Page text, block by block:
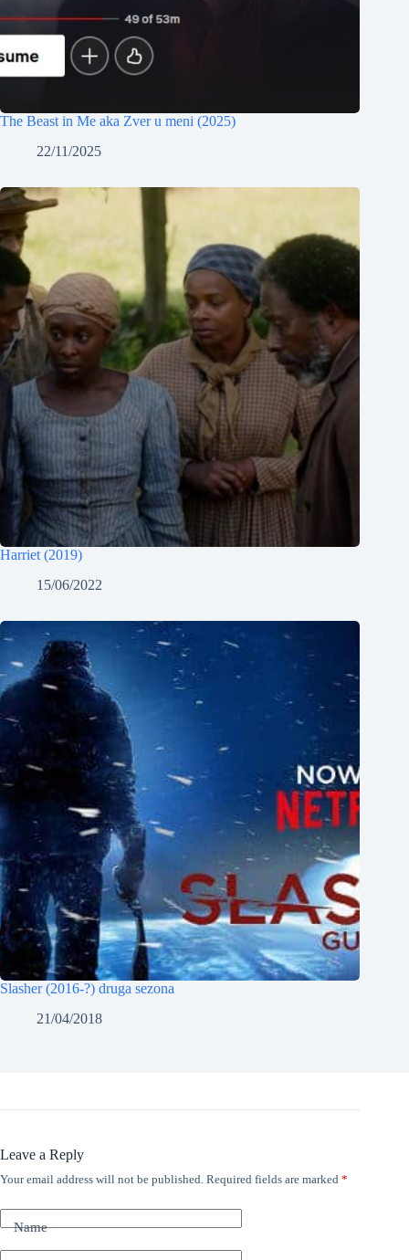
The Beast in Me aka Zver u meni (2025)
22/11/2025
Harriet (2019)
15/06/2022
Slasher (2016-?) druga sezona
21/04/2018
Leave a Reply
Your email address will not be published. Required fields are marked *
Name